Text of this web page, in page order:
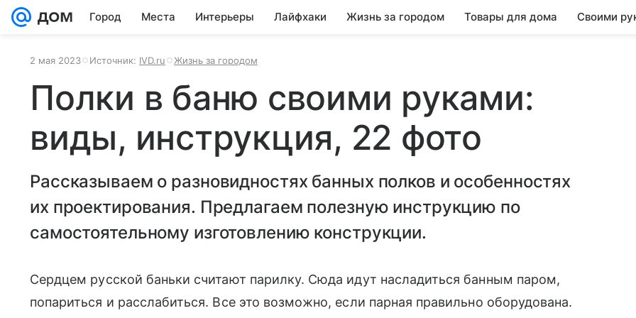
Город Места Интерьеры Лайфхаки Жизнь за городом Товары для дома Своими
2 мая 2023 Источник: IVD.ru Жизнь за городом
Полки в баню своими руками:
виды, инструкция, 22 фото
Рассказываем о разновидностях банных полков и особенностях
их проектирования. Предлагаем полезную инструкцию по
самостоятельному изготовлению конструкции.
Сердцем русской баньки считают парилку. Сюда идут насладиться банным паром,
попариться и расслабиться. Все это возможно, если парная правильно оборудована.